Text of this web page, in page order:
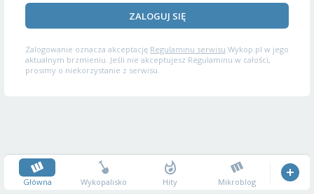
ZALOGUJ SIĘ
Zalogowanie oznacza akceptację Regulaminu serwisu Wykop.pl w jego
aktualnym brzmieniu. Jeśli nie akceptujesz Regulaminu w całości,
prosimy o niekorzystanie z serwisu.
Główna Wykopalisko Hity Mikroblog